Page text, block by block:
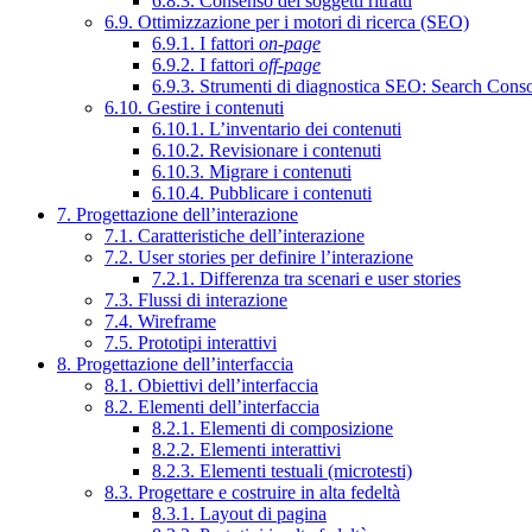
6.9. Ottimizzazione per i motori di ricerca (SEO)
6.9.1. I fattori on-page
6.9.2. I fattori off-page
6.9.3. Strumenti di diagnostica SEO: Search
6.10. Gestire i contenuti
6.10.1. L’inventario dei contenuti
6.10.2. Revisionare i contenuti
6.10.3. Migrare i contenuti
6.10.4. Pubblicare i contenuti
7. Progettazione dell’interazione
7.1. Caratteristiche dell’interazione
7.2. User stories per definire l’interazione
7.2.1. Differenza tra scenari e user stories
7.3. Flussi di interazione
7.4. Wireframe
7.5. Prototipi interattivi
8. Progettazione dell’interfaccia
8.1. Obiettivi dell’interfaccia
8.2. Elementi dell’interfaccia
8.2.1. Elementi di composizione
8.2.2. Elementi interattivi
8.2.3. Elementi testuali (microtesti)
8.3. Progettare e costruire in alta fedeltà
8.3.1. Layout di pagina